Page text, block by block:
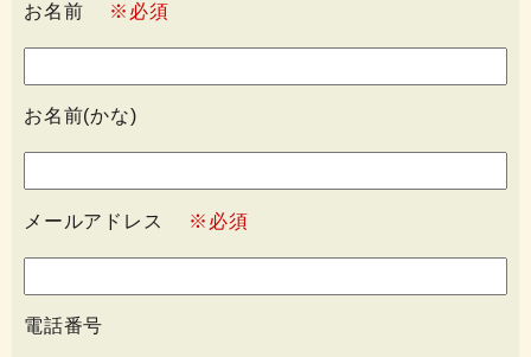
お名前 ※必須
お名前(かな)
メールアドレス ※必須
電話番号